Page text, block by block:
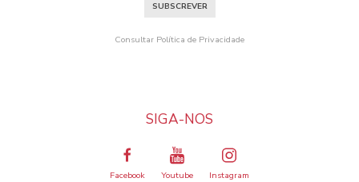
SUBSCREVER
Consultar Política de Privacidade
SIGA-NOS
Facebook Youtube Instagram